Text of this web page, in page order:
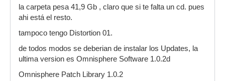
la carpeta pesa 41,9 Gb , claro que si te falta un cd. pues
ahi está el resto.
tampoco tengo Distortion 01.
de todos modos se deberian de instalar los Updates, la
ultima version es Omnisphere Software 1.0.2d
Omnisphere Patch Library 1.0.2